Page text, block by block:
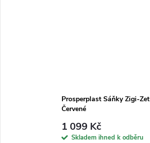
Prosperplast Sáňky Zigi-Zet
Červené
1 099 Kč
Skladem ihned k odběru